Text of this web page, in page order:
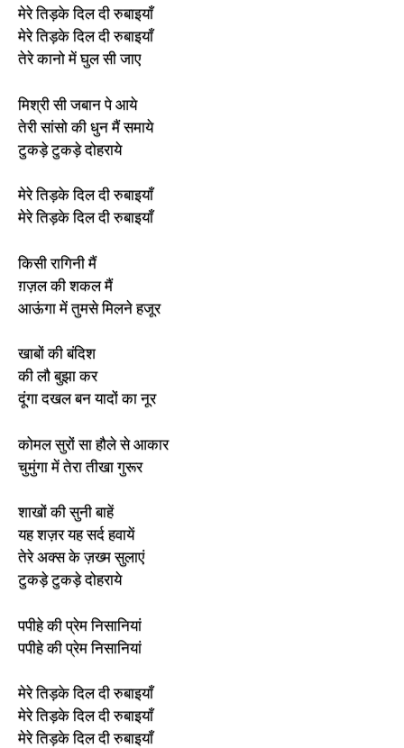
मेरे तिड़के दिल दी रुबाइयाँ
मेरे तिड़के दिल दी रुबाइयाँ
तेरे कानो में घुल सी जाए
मिश्री सी जबान पे आये
तेरी सांसो की धुन मैं समाये
टुकड़े टुकड़े दोहराये
मेरे तिड़के दिल दी रुबाइयाँ
मेरे तिड़के दिल दी रुबाइयाँ
किसी रागिनी मैं
ग़ज़ल की शकल मैं
आऊंगा में तुमसे मिलने हजूर
खाबों की बंदिश
की लौ बुझा कर
दूंगा दखल बन यादों का नूर
कोमल सुरों सा हौले से आकार
चुमुंगा में तेरा तीखा गुरूर
शाखों की सुनी बाहें
यह शज़र यह सर्द हवायें
तेरे अक्स के ज़ख्म सुलाएं
टुकड़े टुकड़े दोहराये
पपीहे की प्रेम निसानियां
पपीहे की प्रेम निसानियां
मेरे तिड़के दिल दी रुबाइयाँ
मेरे तिड़के दिल दी रुबाइयाँ
मेरे तिड़के दिल दी रुबाइयाँ